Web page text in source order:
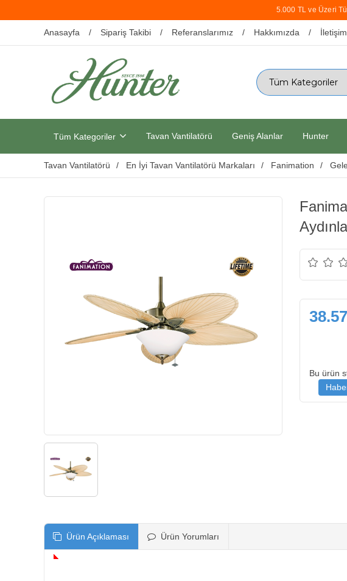
5.000 TL ve Üzeri
Anasayfa Sipariş Takibi Referanslarımız Hakkımızda İletişim
Tüm Kategoriler Tavan Vantilatörü Geniş Alanlar Hunter
Tavan Vantilatörü En İyi Tavan Vantilatörü Markaları Fanimation
Bu ürün
Ürün Açıklaması Ürün Yorumları